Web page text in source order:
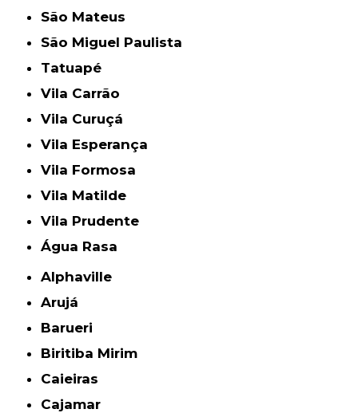
São Mateus
São Miguel Paulista
Tatuapé
Vila Carrão
Vila Curuçá
Vila Esperança
Vila Formosa
Vila Matilde
Vila Prudente
Água Rasa
Alphaville
Arujá
Barueri
Biritiba Mirim
Caieiras
Cajamar